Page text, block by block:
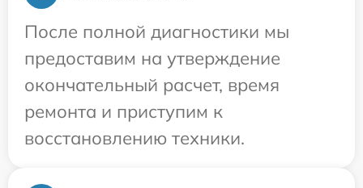
После полной диагностики мы
предоставим на утверждение
окончательный расчет, время
ремонта и приступим к
восстановлению техники.